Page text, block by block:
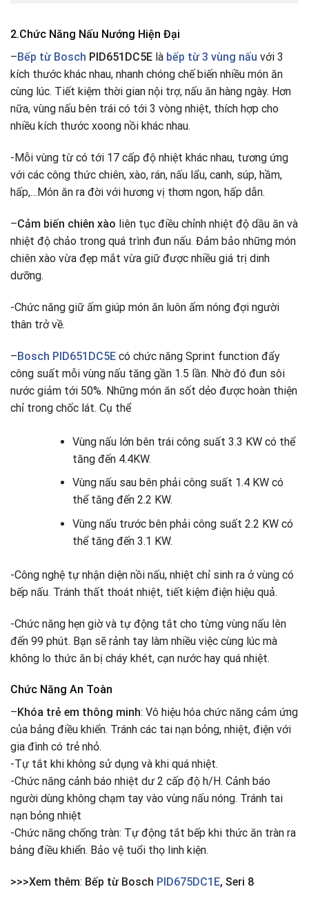
2.Chức Năng Nấu Nướng Hiện Đại
– Bếp từ Bosch PID651DC5E là bếp từ 3 vùng nấu với 3
kích thước khác nhau, nhanh chóng chế biến nhiều món ăn
cùng lúc. Tiết kiệm thời gian nội trợ, nấu ăn hàng ngày. Hơn
nữa, vùng nấu bên trái có tới 3 vòng nhiệt, thích hợp cho
nhiều kích thước xoong nồi khác nhau.
-Mỗi vùng từ có tới 17 cấp độ nhiệt khác nhau, tương ứng
với các công thức chiên, xào, rán, nấu lẩu, canh, súp, hầm,
hấp,…Món ăn ra đời với hương vị thơm ngon, hấp dẫn.
–Cảm biến chiên xào liên tục điều chỉnh nhiệt độ dầu ăn và
nhiệt độ chảo trong quá trình đun nấu. Đảm bảo những món
chiên xào vừa đẹp mắt vừa giữ được nhiều giá trị dinh
dưỡng.
-Chức năng giữ ấm giúp món ăn luôn ấm nóng đợi người
thân trở về.
–Bosch PID651DC5E có chức năng Sprint function đẩy
công suất mỗi vùng nấu tăng gần 1.5 lần. Nhờ đó đun sôi
nước giảm tới 50%. Những món ăn sốt dẻo được hoàn thiện
chỉ trong chốc lát. Cụ thể
Vùng nấu lớn bên trái công suất 3.3 KW có thể
tăng đến 4.4KW.
Vùng nấu sau bên phải công suất 1.4 KW có
thể tăng đến 2.2 KW.
Vùng nấu trước bên phải công suất 2.2 KW có
thể tăng đến 3.1 KW.
-Công nghệ tự nhận diện nồi nấu, nhiệt chỉ sinh ra ở vùng có
bếp nấu. Tránh thất thoát nhiệt, tiết kiệm điện hiệu quả.
-Chức năng hẹn giờ và tự động tắt cho từng vùng nấu lên
đến 99 phút. Bạn sẽ rảnh tay làm nhiều việc cùng lúc mà
không lo thức ăn bị cháy khét, cạn nước hay quá nhiệt.
Chức Năng An Toàn
– Khóa trẻ em thông minh: Vô hiệu hóa chức năng cảm ứng
của bảng điều khiển. Tránh các tai nạn bỏng, nhiệt, điện với
gia đình có trẻ nhỏ.
-Tự tắt khi không sử dụng và khi quá nhiệt.
-Chức năng cảnh báo nhiệt dư 2 cấp độ h/H. Cảnh báo
người dùng không chạm tay vào vùng nấu nóng. Tránh tai
nạn bỏng nhiệt
-Chức năng chống tràn: Tự động tắt bếp khi thức ăn tràn ra
bảng điều khiển. Bảo vệ tuổi thọ linh kiện.
>>>Xem thêm: Bếp từ Bosch PID675DC1E, Seri 8